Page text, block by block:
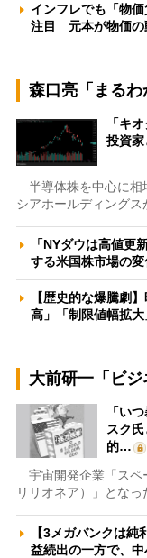
インフレでも「物
注目 元本が物価
森口亮「まるわ
「キ
投資
半導体株を中心に相
シアホールディング
「NYダウは高値更
する米国株市場の
【歴史的な爆騰劇
高」「制限値幅拡
大前研一「ビ
「い
スク
的…
宇宙開発企業「スペ
リリオネア）」とな
【3メガバンクは
益続出の一方で、